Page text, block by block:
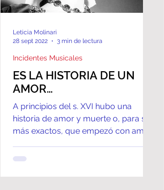
ES LA HISTORIA DE UN
AMOR…
A principios del s. XVI hubo una
historia de amor y muerte o, para ser
más exactos, que empezó con amor
Incidentes Musicales
Leticia Molinari
28 sept 2022
3 min de lectura